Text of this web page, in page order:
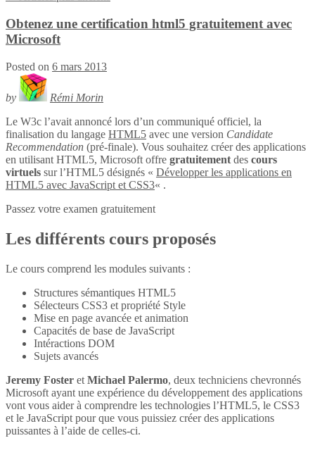
Obtenez une certification html5 gratuitement avec
Microsoft
Posted on 6 mars 2013
by
Rémi Morin
Le W3c l’avait annoncé lors d’un communiqué officiel, la
finalisation du langage HTML5 avec une version Candidate
Recommendation (pré-finale). Vous souhaitez créer des applications
en utilisant HTML5, Microsoft offre gratuitement des cours
virtuels sur l’HTML5 désignés « Développer les applications en
HTML5 avec JavaScript et CSS3« .
Passez votre examen gratuitement
Les différents cours proposés
Le cours comprend les modules suivants :
Structures sémantiques HTML5
Sélecteurs CSS3 et propriété Style
Mise en page avancée et animation
Capacités de base de JavaScript
Intéractions DOM
Sujets avancés
Jeremy Foster et Michael Palermo, deux techniciens chevronnés
Microsoft ayant une expérience du développement des applications
vont vous aider à comprendre les technologies l’HTML5, le CSS3
et le JavaScript pour que vous puissiez créer des applications
puissantes à l’aide de celles-ci.